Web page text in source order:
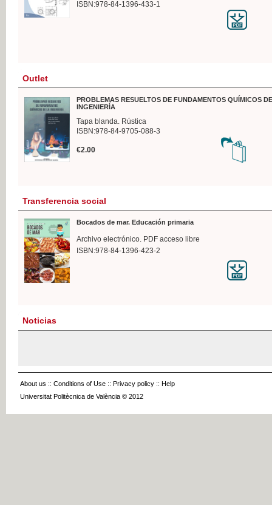
ISBN:978-84-1396-433-1
Outlet
PROBLEMAS RESUELTOS DE FUNDAMENTOS QUÍMICOS
INGENIERÍA
Tapa blanda. Rústica
ISBN:978-84-9705-088-3
€2.00
Transferencia social
Bocados de mar. Educación primaria
Archivo electrónico. PDF acceso libre
ISBN:978-84-1396-423-2
Noticias
About us :: Conditions of Use :: Privacy policy :: Help
Universitat Politècnica de València © 2012